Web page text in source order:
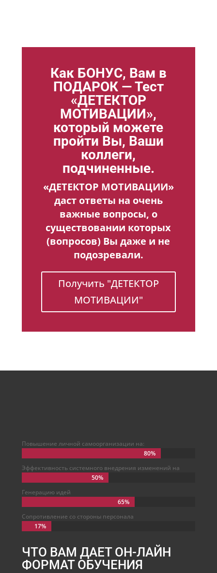
Как БОНУС, Вам в
ПОДАРОК — Тест
«ДЕТЕКТОР
МОТИВАЦИИ»,
который можете
пройти Вы, Ваши
коллеги,
подчиненные.
«ДЕТЕКТОР МОТИВАЦИИ»
даст ответы на очень
важные вопросы, о
существовании которых
(вопросов) Вы даже и не
подозревали.
Получить "ДЕТЕКТОР
МОТИВАЦИИ"
Повышение личной самоорганизации на:
80%
80%
Эффективность системного внедрения изменений на
50%
50%
Генерацию идей
65%
65%
Сопротивление со стороны персонала
17%
17%
ЧТО ВАМ ДАЕТ ОН-ЛАЙН
ФОРМАТ ОБУЧЕНИЯ